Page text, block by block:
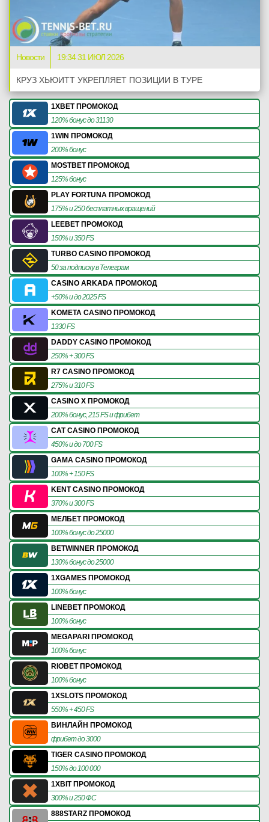
Новости 19:34 31 ИЮЛ 2026
КРУЗ ХЬЮИТТ УКРЕПЛЯЕТ ПОЗИЦИИ В ТУРЕ
1XBET ПРОМОКОД
120% бонус до 31130
1WIN ПРОМОКОД
200% бонус
MOSTBET ПРОМОКОД
125% бонус
PLAY FORTUNA ПРОМОКОД
175% и 250 бесплатных вращений
LEEBET ПРОМОКОД
150% и 350 FS
TURBO CASINO ПРОМОКОД
50 за подписку в Телеграм
CASINO ARKADA ПРОМОКОД
+50% и до 2025 FS
KOMETA CASINO ПРОМОКОД
1330 FS
DADDY CASINO ПРОМОКОД
250% + 300 FS
R7 CASINO ПРОМОКОД
275% и 310 FS
CASINO X ПРОМОКОД
200% бонус, 215 FS и фрибет
CAT CASINO ПРОМОКОД
450% и до 700 FS
GAMA CASINO ПРОМОКОД
100% + 150 FS
KENT CASINO ПРОМОКОД
370% и 300 FS
МЕЛБЕТ ПРОМОКОД
100% бонус до 25000
BETWINNER ПРОМОКОД
130% бонус до 25000
1XGAMES ПРОМОКОД
100% бонус
LINEBET ПРОМОКОД
100% бонус
MEGAPARI ПРОМОКОД
100% бонус
RIOBET ПРОМОКОД
100% бонус
1XSLOTS ПРОМОКОД
550% + 450 FS
ВИНЛАЙН ПРОМОКОД
фрибет до 3000
TIGER CASINO ПРОМОКОД
150% до 100 000
1XBIT ПРОМОКОД
300% и 250 ФС
888STARZ ПРОМОКОД